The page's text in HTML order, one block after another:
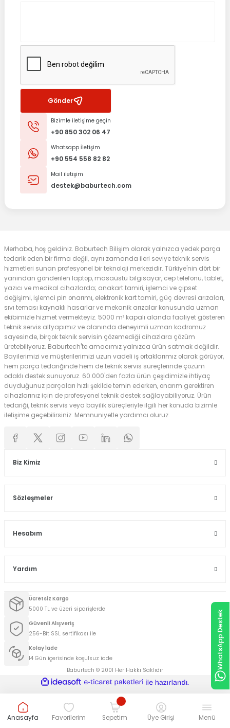
Gönder
Bizimle iletişime geçin
+90 850 302 06 47
Whatsapp İletişim
+90 554 558 82 82
Mail iletişim
destek@baburtech.com
Merhaba, hoş geldiniz. Baburtech Bilişim olarak yalnızca yedek parça
tedarik eden bir firma değil, aynı zamanda ileri seviye teknik servis
hizmetleri sunan profesyonel bir teknoloji merkezidir. Türkiye'nin dört bir
yanından gönderilen laptop, masaüstü bilgisayar, cep telefonu, tablet,
yazıcı ve medikal cihazlarda; anakart tamiri, işlemci ve çipset
değişimi, işlemci pin onarımı, elektronik kart tamiri, güç devresi arızaları,
sıvı teması kaynaklı hasarlar ve mekanik arızalar konusunda uzman
ekibimizle hizmet vermekteyiz. 5000 m² kapalı alanda faaliyet gösteren
teknik servis altyapımız ve alanında deneyimli uzman kadromuz
sayesinde, birçok teknik servisin çözemediği cihazlara çözüm
üretebiliyoruz. Baburtech'te amacımız yalnızca ürün satmak değildir.
Bayilerimizi ve müşterilerimizi uzun vadeli iş ortaklarımız olarak görüyor,
hem parça tedariğinde hem de teknik servis süreçlerinde çözüm
odaklı destek sunuyoruz. 60.000'den fazla ürün çeşidimizle ihtiyaç
duyduğunuz parçaları hızlı şekilde temin ederken, onarım gerektiren
cihazlarınız için de profesyonel teknik destek sağlayabiliyoruz. Ürün
tedariği, teknik servis veya bayilik süreçleriyle ilgili her konuda bizimle
iletişime geçebilirsiniz. Memnuniyetle yardımcı oluruz.
Biz Kimiz
Sözleşmeler
Hesabım
Yardım
Ücretsiz Kargo
5000 TL ve üzeri siparişlerde
Güvenli Alışveriş
256-Bit SSL sertifikası ile
Kolay İade
14 Gün içerisinde koşulsuz iade
Baburtech © 2001 Her Hakkı Saklıdır
WhatsApp Destek
Anasayfa Favorilerim Sepetim Üye Girişi Menü
ideasoft
e-
hazırlandı.